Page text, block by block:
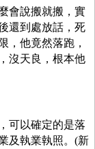
會說搬就搬，實
還到處放話，死
，他竟然落跑，
沒天良，根本他
可以確定的是落
執業執照。
(新